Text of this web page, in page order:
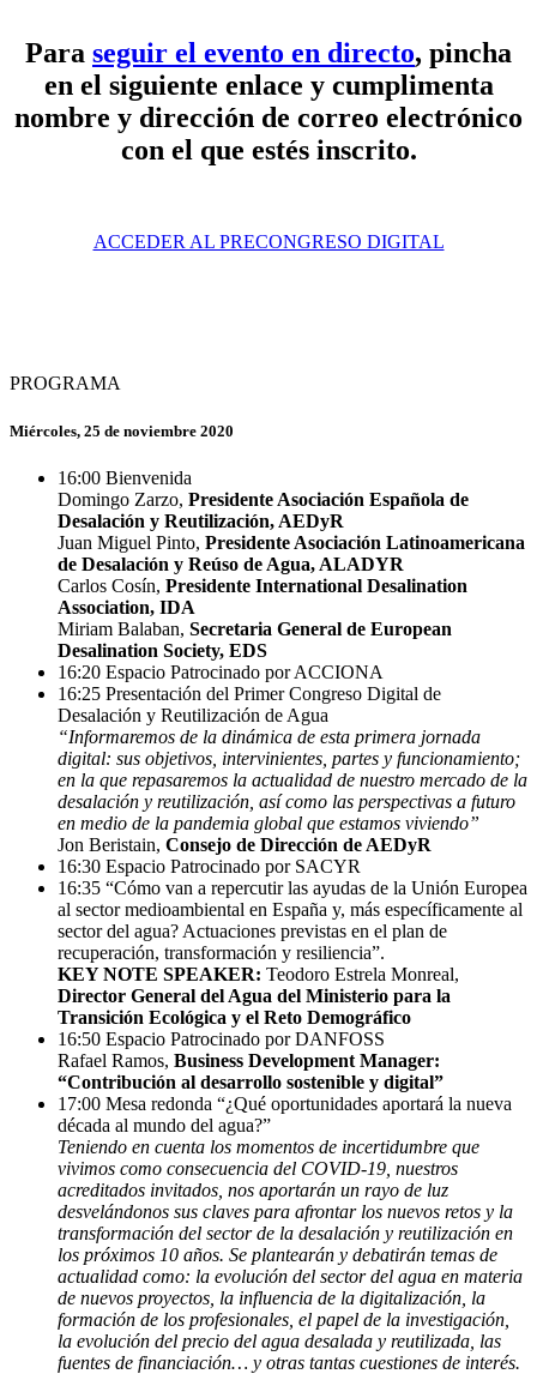
Para seguir el evento en directo, pincha
en el siguiente enlace y cumplimenta
nombre y dirección de correo electrónico
con el que estés inscrito.
ACCEDER AL PRECONGRESO DIGITAL
PROGRAMA
Miércoles, 25 de noviembre 2020
16:00 Bienvenida
Domingo Zarzo, Presidente Asociación Española de
Desalación y Reutilización, AEDyR
Juan Miguel Pinto, Presidente Asociación Latinoamericana
de Desalación y Reúso de Agua, ALADYR
Carlos Cosín, Presidente International Desalination
Association, IDA
Miriam Balaban, Secretaria General de European
Desalination Society, EDS
16:20 Espacio Patrocinado por ACCIONA
16:25 Presentación del Primer Congreso Digital de
Desalación y Reutilización de Agua
“Informaremos de la dinámica de esta primera jornada
digital: sus objetivos, intervinientes, partes y funcionamiento;
en la que repasaremos la actualidad de nuestro mercado de la
desalación y reutilización, así como las perspectivas a futuro
en medio de la pandemia global que estamos viviendo”
Jon Beristain, Consejo de Dirección de AEDyR
16:30 Espacio Patrocinado por SACYR
16:35 “Cómo van a repercutir las ayudas de la Unión Europea
al sector medioambiental en España y, más específicamente al
sector del agua? Actuaciones previstas en el plan de
recuperación, transformación y resiliencia”.
KEY NOTE SPEAKER: Teodoro Estrela Monreal,
Director General del Agua del Ministerio para la
Transición Ecológica y el Reto Demográfico
16:50 Espacio Patrocinado por DANFOSS
Rafael Ramos, Business Development Manager:
“Contribución al desarrollo sostenible y digital”
17:00 Mesa redonda “¿Qué oportunidades aportará la nueva
década al mundo del agua?”
Teniendo en cuenta los momentos de incertidumbre que
vivimos como consecuencia del COVID-19, nuestros
acreditados invitados, nos aportarán un rayo de luz
desvelándonos sus claves para afrontar los nuevos retos y la
transformación del sector de la desalación y reutilización en
los próximos 10 años. Se plantearán y debatirán temas de
actualidad como: la evolución del sector del agua en materia
de nuevos proyectos, la influencia de la digitalización, la
formación de los profesionales, el papel de la investigación,
la evolución del precio del agua desalada y reutilizada, las
fuentes de financiación… y otras tantas cuestiones de interés.